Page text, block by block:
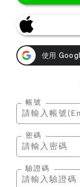
帳號
密碼
驗證碼